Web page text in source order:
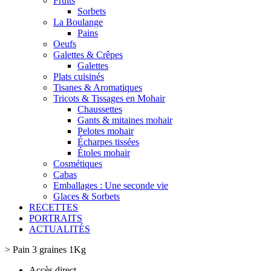
Sorbets
La Boulange
Pains
Oeufs
Galettes & Crêpes
Galettes
Plats cuisinés
Tisanes & Aromatiques
Tricots & Tissages en Mohair
Chaussettes
Gants & mitaines mohair
Pelotes mohair
Écharpes tissées
Étoles mohair
Cosmétiques
Cabas
Emballages : Une seconde vie
Glaces & Sorbets
RECETTES
PORTRAITS
ACTUALITÉS
> Pain 3 graines 1Kg